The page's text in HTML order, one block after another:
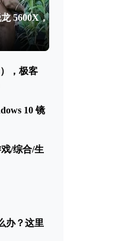
5600X，
，极客
10 镜
/综合/生
办？这里